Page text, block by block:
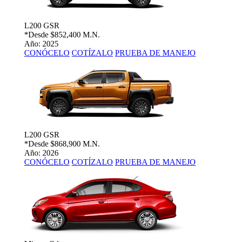
L200 GSR
*Desde $852,400 M.N.
Año: 2025
CONÓCELO COTÍZALO PRUEBA DE MANEJO
L200 GSR
*Desde $868,900 M.N.
Año: 2026
CONÓCELO COTÍZALO PRUEBA DE MANEJO